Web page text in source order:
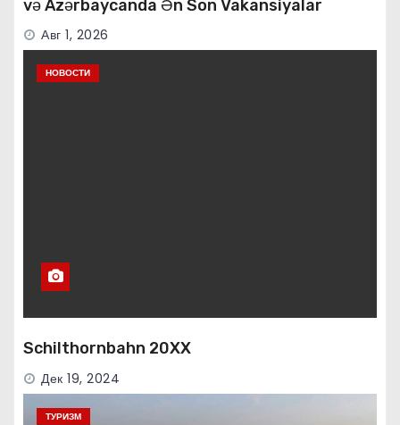
və Azərbaycanda Ən Son Vakansiyalar
Авг 1, 2026
НОВОСТИ
Schilthornbahn 20XX
Дек 19, 2024
ТУРИЗМ